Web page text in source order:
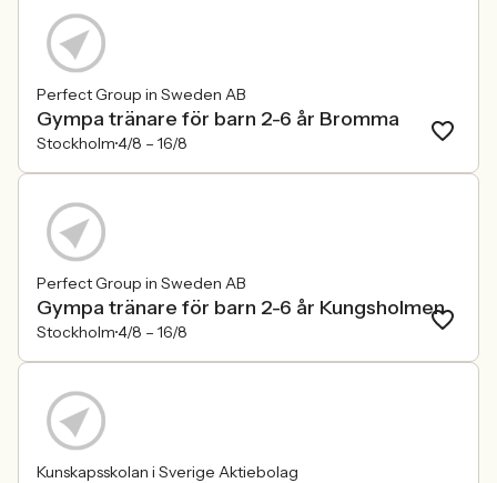
Perfect Group in Sweden AB
Gympa tränare för barn 2-6 år Bromma
Stockholm4/8 – 16/8
Perfect Group in Sweden AB
Gympa tränare för barn 2-6 år Kungsholmen
Stockholm4/8 – 16/8
Kunskapsskolan i Sverige Aktiebolag